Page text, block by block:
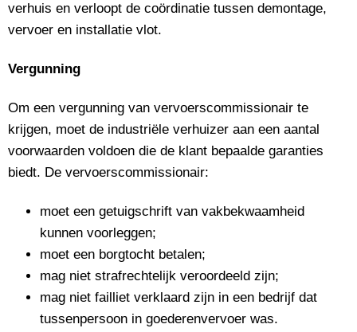
verhuis en verloopt de coördinatie tussen demontage,
vervoer en installatie vlot.
Vergunning
Om een vergunning van vervoerscommissionair te
krijgen, moet de industriële verhuizer aan een aantal
voorwaarden voldoen die de klant bepaalde garanties
biedt. De vervoerscommissionair:
moet een getuigschrift van vakbekwaamheid
kunnen voorleggen;
moet een borgtocht betalen;
mag niet strafrechtelijk veroordeeld zijn;
mag niet failliet verklaard zijn in een bedrijf dat
tussenpersoon in goederenvervoer was.